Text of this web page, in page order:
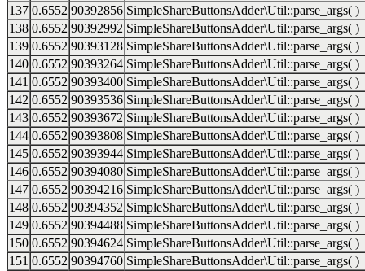
137 0.6552 90392856 SimpleShareButtonsAdder\Util::parse_args( )
138 0.6552 90392992 SimpleShareButtonsAdder\Util::parse_args( )
139 0.6552 90393128 SimpleShareButtonsAdder\Util::parse_args( )
140 0.6552 90393264 SimpleShareButtonsAdder\Util::parse_args( )
141 0.6552 90393400 SimpleShareButtonsAdder\Util::parse_args( )
142 0.6552 90393536 SimpleShareButtonsAdder\Util::parse_args( )
143 0.6552 90393672 SimpleShareButtonsAdder\Util::parse_args( )
144 0.6552 90393808 SimpleShareButtonsAdder\Util::parse_args( )
145 0.6552 90393944 SimpleShareButtonsAdder\Util::parse_args( )
146 0.6552 90394080 SimpleShareButtonsAdder\Util::parse_args( )
147 0.6552 90394216 SimpleShareButtonsAdder\Util::parse_args( )
148 0.6552 90394352 SimpleShareButtonsAdder\Util::parse_args( )
149 0.6552 90394488 SimpleShareButtonsAdder\Util::parse_args( )
150 0.6552 90394624 SimpleShareButtonsAdder\Util::parse_args( )
151 0.6552 90394760 SimpleShareButtonsAdder\Util::parse_args( )